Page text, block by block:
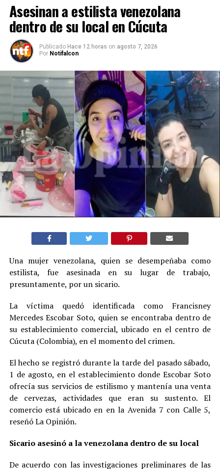
Asesinan a estilista venezolana
dentro de su local en Cúcuta
Publicado Hace 12 horas on agosto 7, 2026
Por Notifalcon
Una mujer venezolana, quien se desempeñaba como
estilista, fue asesinada en su lugar de trabajo,
presuntamente, por un sicario.
La víctima quedó identificada como Francisney
Mercedes Escobar Soto, quien se encontraba dentro de
su establecimiento comercial, ubicado en el centro de
Cúcuta (Colombia), en el momento del crimen.
El hecho se registró durante la tarde del pasado sábado,
1 de agosto, en el establecimiento donde Escobar Soto
ofrecía sus servicios de estilismo y mantenía una venta
de cervezas, actividades que eran su sustento. El
comercio está ubicado en en la Avenida 7 con Calle 5,
reseñó La Opinión.
Sicario asesinó a la venezolana dentro de su local
De acuerdo con las investigaciones preliminares de las